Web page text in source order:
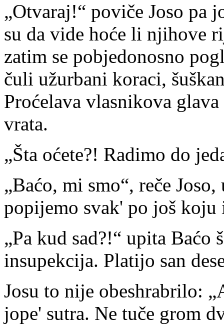
„Otvaraj!“ poviče Joso pa
su da vide hoće li njihove
zatim se pobjedonosno
čuli užurbani koraci,
Proćelava vlasnikova
vrata.
„Šta oćete?! Radimo do
„Baćo, mi smo“, reče
popijemo svak' po još koju
„Pa kud sad?!“ upita Baćo
insupekcija. Platijo san
Josu to nije obeshrabrilo:
jope' sutra. Ne tuče grom